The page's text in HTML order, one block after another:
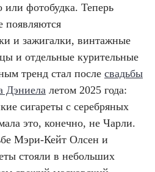
фотобудка. Теперь
появляются
и зажигалки, винтажные
и отдельные курительные
тренд стал после свадьбы
Дэниела летом 2025 года:
сигареты с серебряных
это, конечно, не Чарли.
Мэри-Кейт Олсен и
стояли в небольших